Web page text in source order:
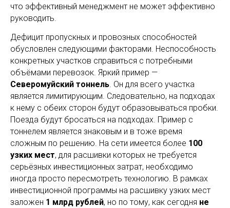
что эффективный менеджмент не может эффективно
руководить.
Дефицит пропускных и провозных способностей
обусловлен следующими факторами. Неспособность
конкретных участков справиться с потребными
объёмами перевозок. Яркий пример —
Северомуйский тоннель. Он для всего участка
является лимитирующим. Следовательно, на подходах
к нему с обеих сторон будут образовываться пробки.
Поезда будут бросаться на подходах. Пример с
тоннелем является знаковым и в тоже время
сложным по решению. На сети имеется более 100
узких мест, для расшивки которых не требуется
серьёзных инвестиционных затрат, необходимо
иногда просто пересмотреть технологию. В рамках
инвестиционной программы на расшивку узких мест
заложен 1 млрд рублей, но по тому, как сегодня не